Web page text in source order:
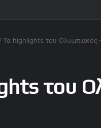
/ Τα highlights του Ολυμπιακός
του